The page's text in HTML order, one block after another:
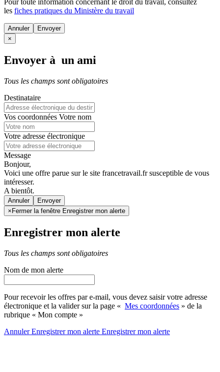
Pour toute information concernant le droit du travail, consultez
les fiches pratiques du Ministère du travail
Annuler
×
Envoyer à un ami
Tous les champs sont obligatoires
Destinataire
Vos coordonnées Votre nom
Votre adresse électronique
Message
Bonjour,
Voici une offre parue sur le site francetravail.fr susceptible de vous
intéresser.
A bientôt.
Annuler
× Fermer la fenêtre Enregistrer mon alerte
Enregistrer mon alerte
Tous les champs sont obligatoires
Nom de mon alerte
Pour recevoir les offres par e-mail, vous devez saisir votre adresse
électronique et la valider sur la page « Mes coordonnées » de la
rubrique « Mon compte »
AnnulerEnregistrer mon alerte Enregistrermon alerte